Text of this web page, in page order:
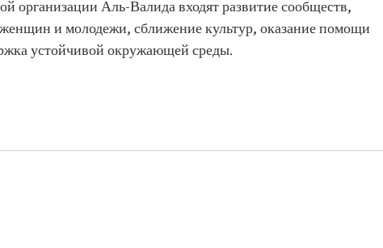
организации Аль-Валида входят развитие сообществ,
и молодежи, сближение культур, оказание помощи
устойчивой окружающей среды.